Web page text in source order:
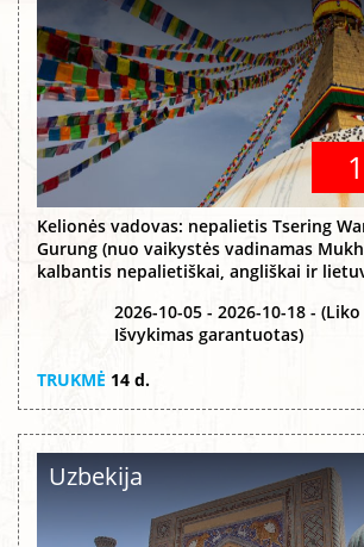
Kelionės vadovas: nepalietis Tsering
Gurung (nuo vaikystės vadinamas
kalbantis nepalietiškai, angliškai ir
2026-10-05 - 2026-10-18 -
Išvykimas garantuotas)
TRUKMĖ 14 d.
Uzbekija